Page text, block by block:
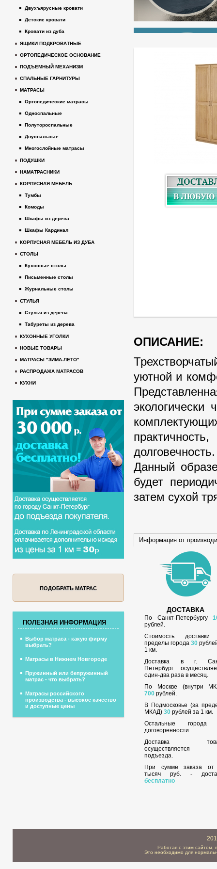
ОПИСАНИЕ:
уютной и
долговечность.
Данный
будет
затем сухой
Информация от
ДОСТАВКА
По Санкт-Петербургу
рублей.
Стоимость
пределы города30
1 км.
Доставка в г.
Петербург
один-два раза в месяц.
По Москве (внутри
700 рублей.
В Подмосковье (за
МКАД)30 рублей за 1 км.
Остальные города
договоренности.
Доставка
осуществляется
подъезда.
При сумме заказа
тысяч руб. -
бесплатно
Двухъярусные кровати
Детские кровати
Кровати из дуба
ЯЩИКИ ПОДКРОВАТНЫЕ
ОРТОПЕДИЧЕСКОЕ ОСНОВАНИЕ
ПОДЪЕМНЫЙ МЕХАНИЗМ
СПАЛЬНЫЕ ГАРНИТУРЫ
МАТРАСЫ
Ортопедические матрасы
Односпальные
Полутороспальные
Двуспальные
Многослойные матрасы
ПОДУШКИ
НАМАТРАСНИКИ
КОРПУСНАЯ МЕБЕЛЬ
Тумбы
Комоды
Шкафы из дерева
Шкафы Кардинал
КОРПУСНАЯ МЕБЕЛЬ ИЗ ДУБА
СТОЛЫ
Кухонные столы
Письменные столы
Журнальные столы
СТУЛЬЯ
Стулья из дерева
Табуреты из дерева
КУХОННЫЕ УГОЛКИ
НОВЫЕ ТОВАРЫ
МАТРАСЫ "ЗИМА-ЛЕТО"
РАСПРОДАЖА МАТРАСОВ
КУХНИ
ПОДОБРАТЬ МАТРАС
ПОЛЕЗНАЯ ИНФОРМАЦИЯ
Выбор матраса - какую фирму
выбрать?
Матрасы в Нижнем Новгороде
Пружинный или бепружинный
матрас - что выбрать?
Матрасы российского
производства - высокое качество
и доступные цены
Работая с этим сайтом,
Это необходимо для